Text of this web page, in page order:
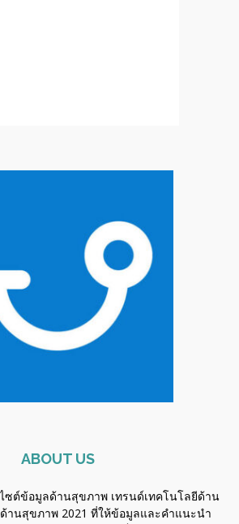
ABOUT US
ไซต์ข้อมูลด้านสุขภาพ เทรนด์เทคโนโลยีด้าน
านสุขภาพ 2021 ที่ให้ข้อมูลและคำแนะนำ